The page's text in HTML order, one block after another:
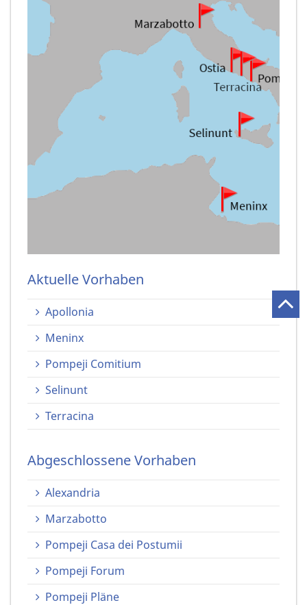
Aktuelle Vorhaben
Apollonia
Meninx
Pompeji Comitium
Selinunt
Terracina
Abgeschlossene Vorhaben
Alexandria
Marzabotto
Pompeji Casa dei Postumii
Pompeji Forum
Pompeji Pläne